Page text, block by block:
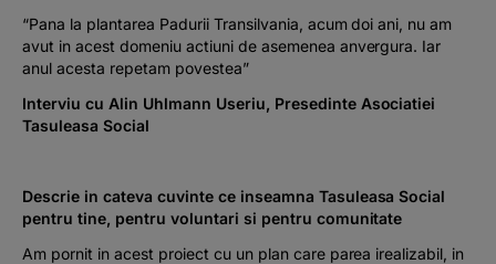
Pentru antreprenori
Banking, pe relaxare
“Pana la plantarea Padurii Transilvania, acum doi ani, nu am
avut in acest domeniu actiuni de asemenea anvergura. Iar
anul acesta repetam povestea”
Interviu cu Alin Uhlmann Useriu, Presedinte Asociatiei
Tasuleasa Social
Descrie in cateva cuvinte ce inseamna Tasuleasa Social
pentru tine, pentru voluntari si pentru comunitate
Am pornit in acest proiect cu un plan care parea irealizabil, in